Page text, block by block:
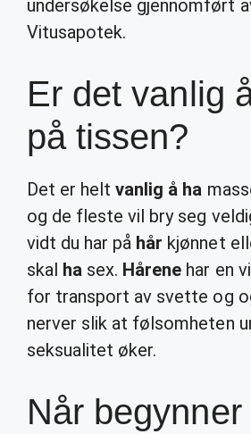
undersøkelse gjennomført
Vitusapotek.
Er det vanlig
på tissen?
Det er heltvanlig å ha
og de fleste vil bry seg
vidt du har på hår kjønnet
skal ha sex. Hårene har en
for transport av svette og
nerver slik at følsomheten
seksualitet øker.
Når